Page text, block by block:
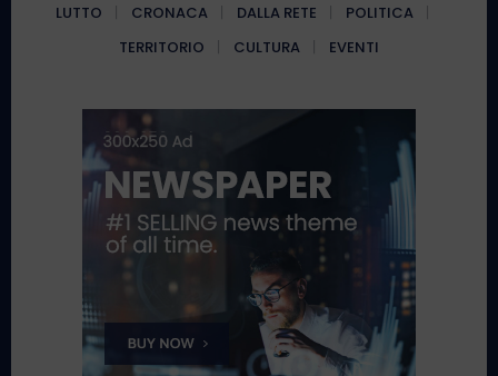
LUTTO CRONACA DALLA RETE
POLITICA
TERRITORIO
CULTURA EVENTI